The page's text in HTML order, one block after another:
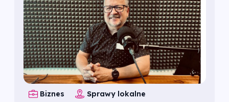
Biznes Sprawy lokalne